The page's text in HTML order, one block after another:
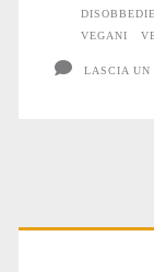
VEGANI
LASCIA UN